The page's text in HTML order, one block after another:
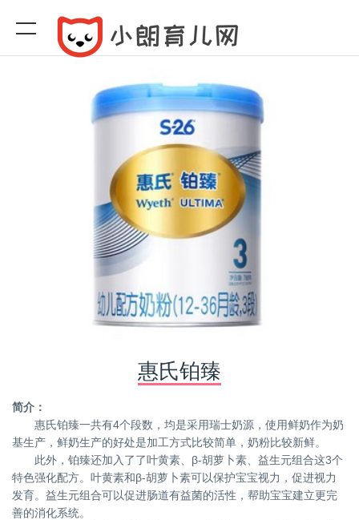
惠氏铂臻
简介：
惠氏铂臻一共有4个段数，均是采用瑞士奶源，使用鲜奶作为奶
基生产，鲜奶生产的好处是加工方式比较简单，奶粉比较新鲜。
此外，铂臻还加入了了叶黄素、β-胡萝卜素、益生元组合这3个
特色强化配方。叶黄素和β-胡萝卜素可以保护宝宝视力，促进视力
发育。益生元组合可以促进肠道有益菌的活性，帮助宝宝建立更完
善的消化系统。